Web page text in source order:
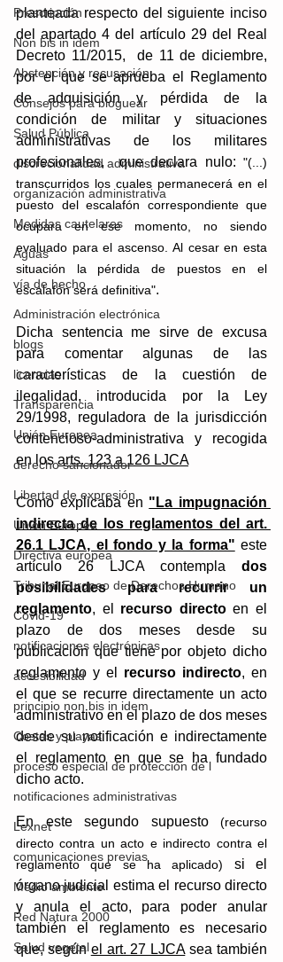
Prescripción
Non bis in idem
Abstención y recusación
Consejos para bloguear
Salud Pública
discrecionalidad administrativa
organización administrativa
Medidas cautelares
Aguas
vía de hecho
Administración electrónica
blogs
licencias
Transparencia
Unión Europea
derecho sancionador
Libertad de expresión
Unión Europea
Directiva europea
Tribunal Europeo de Derechos Humano
Covid-19
notificaciones electrónicas
accesibilidad
principio non bis in idem
Costas y playas
proceso especial de protección de l
notificaciones administrativas
Lexnet
comunicaciones previas
Medio ambiente
Red Natura 2000
Salud vegetal
planteada respecto del siguiente inciso
del apartado 4 del artículo 29 del Real
Decreto 11/2015,  de 11 de diciembre,
por el que se aprueba el Reglamento
de adquisición y pérdida de la
condición de militar y situaciones
administrativas de los militares
profesionales,  que declara nulo: "(...)
transcurridos los cuales permanecerá en el
puesto del escalafón correspondiente que
ocupara en ese momento, no siendo
evaluado para el ascenso. Al cesar en esta
situación la pérdida de puestos en el
escalafón será definitiva".
Dicha sentencia me sirve de excusa
para comentar algunas de las
características de la cuestión de
ilegalidad, introducida por la Ley
29/1998, reguladora de la jurisdicción
contencioso-administrativa y recogida
en los arts. 123 a 126 LJCA
Como explicaba en "La impugnación
indirecta de los reglamentos del art.
26.1 LJCA, el fondo y la forma" este
artículo 26 LJCA contempla dos
posibilidades para recurrir un
reglamento, el recurso directo en el
plazo de dos meses desde su
publicación que tiene por objeto dicho
reglamento y el recurso indirecto, en
el que se recurre directamente un acto
administrativo en el plazo de dos meses
desde su notificación e indirectamente
el reglamento en que se ha fundado
dicho acto.
En este segundo supuesto (recurso
directo contra un acto e indirecto contra el
reglamento que se ha aplicado) si el
órgano judicial estima el recurso directo
y anula el acto, para poder anular
también el reglamento es necesario
que, según el art. 27 LJCA sea también